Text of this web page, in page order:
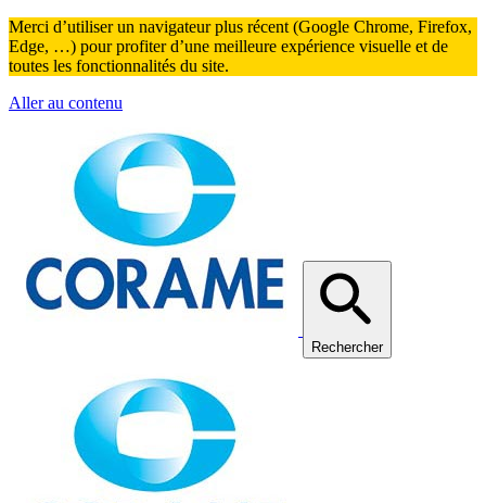
Merci d’utiliser un navigateur plus récent (Google Chrome, Firefox,
Edge, …) pour profiter d’une meilleure expérience visuelle et de
toutes les fonctionnalités du site.
Aller au contenu
Rechercher